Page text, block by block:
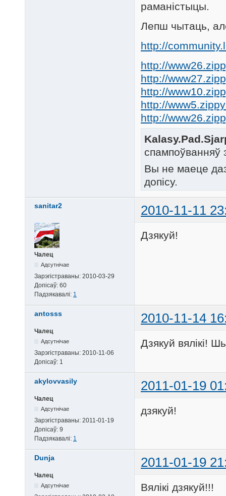
раманістыцы.
Лепш чытаць,
http://
http://
http://
http://
http://
http://
Вы не маеце
допісу.
sanitar2 2010-11-11
Чалец
Адсутнічае
Зарэгістраваны: 2010-03-29
Допісаў: 60
Падзякавалі: 1
Дзякуй!
antosss 2010-11-14
Чалец
Адсутнічае
Зарэгістраваны: 2010-11-06
Допісаў: 1
Дзякуй вялікі!
akylovvasily 2011-01-19
Чалец
Адсутнічае
Зарэгістраваны: 2011-01-19
Допісаў: 9
Падзякавалі: 1
дзякуй!
Dunja 2011-01-19
Чалец
Адсутнічае Вялiкi дзякуй!!!